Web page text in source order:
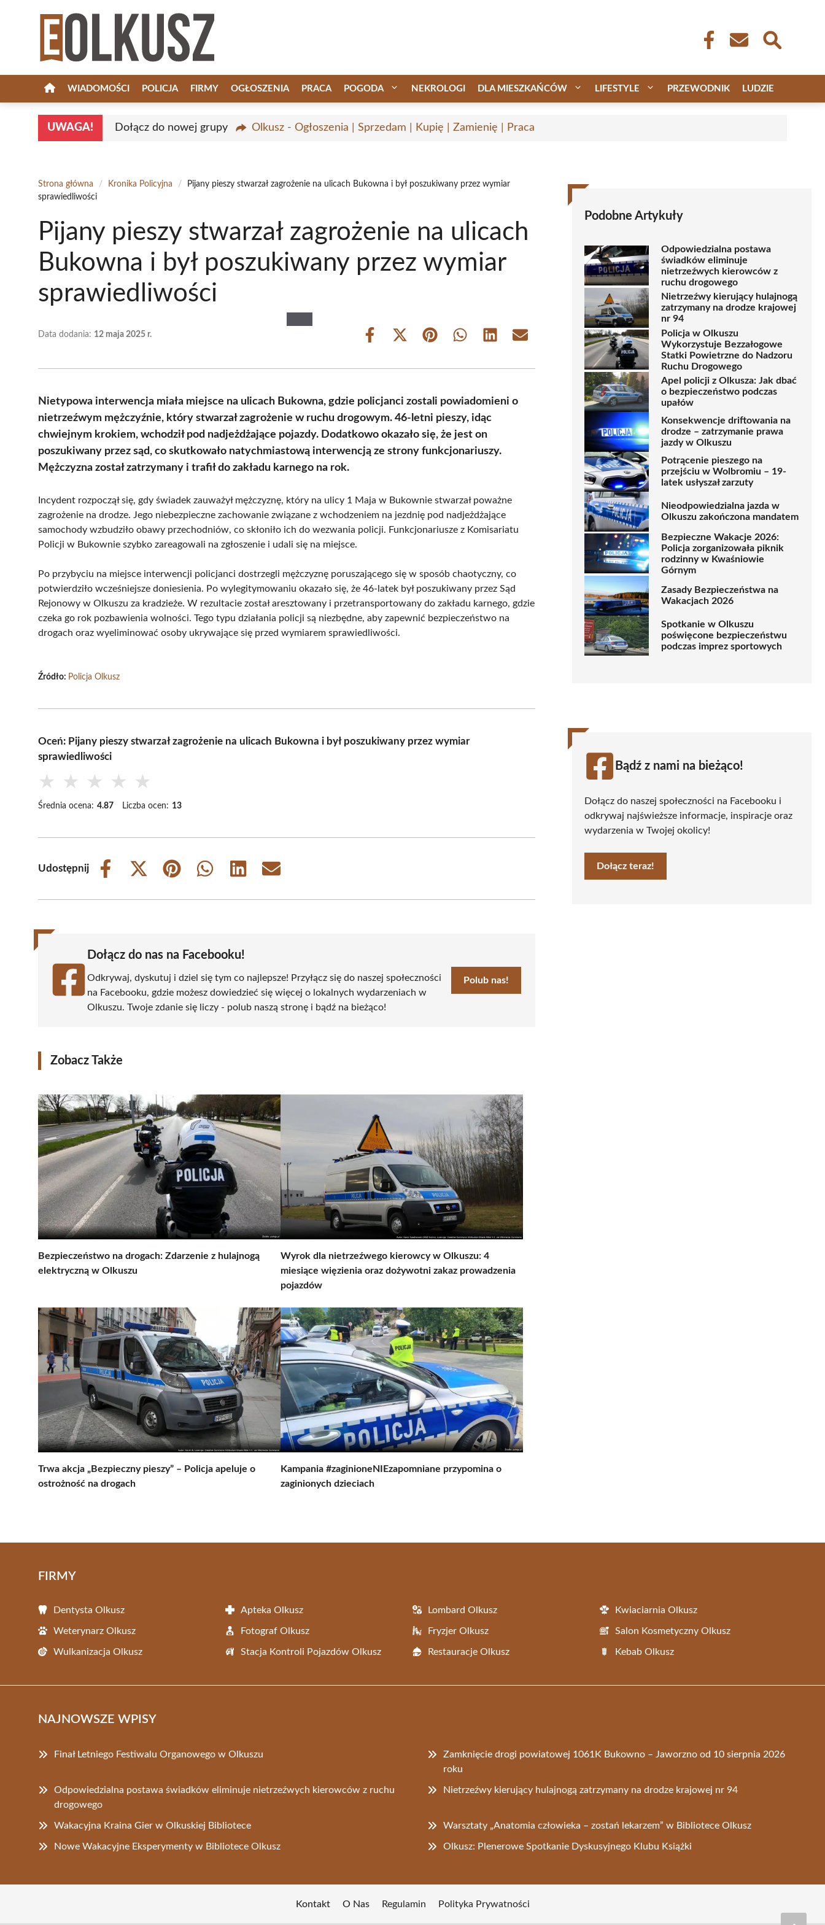
WIADOMOŚCI POLICJA FIRMY OGŁOSZENIA PRACA POGODA NEKROLOGI DLA MIESZKAŃCÓW LIFESTYLE PRZEWODNIK LUDZIE
UWAGA! Dołącz do nowej grupy Olkusz - Ogłoszenia | Sprzedam | Kupię | Zamienię | Praca
Strona główna / Kronika Policyjna /
Pijany pieszy stwarzał zagrożenie na ulicach Bukowna i był poszukiwany przez wymiar
sprawiedliwości
Pijany pieszy stwarzał zagrożenie na ulicach
Bukowna i był poszukiwany przez wymiar
sprawiedliwości
Data dodania: 12 maja 2025 r.
Share
Share
(Twitter)
Share Share Share Share
Nietypowa interwencja miała miejsce na ulicach Bukowna, gdzie policjanci zostali powiadomieni o
nietrzeźwym mężczyźnie, który stwarzał zagrożenie w ruchu drogowym. 46-letni pieszy, idąc
chwiejnym krokiem, wchodził pod nadjeżdżające pojazdy. Dodatkowo okazało się, że jest on
poszukiwany przez sąd, co skutkowało natychmiastową interwencją ze strony funkcjonariuszy.
Mężczyzna został zatrzymany i trafił do zakładu karnego na rok.
Incydent rozpoczął się, gdy świadek zauważył mężczyznę, który na ulicy 1 Maja w Bukownie stwarzał poważne
zagrożenie na drodze. Jego niebezpieczne zachowanie związane z wchodzeniem na jezdnię pod nadjeżdżające
samochody wzbudziło obawy przechodniów, co skłoniło ich do wezwania policji. Funkcjonariusze z Komisariatu
Policji w Bukownie szybko zareagowali na zgłoszenie i udali się na miejsce.
Po przybyciu na miejsce interwencji policjanci dostrzegli mężczyznę poruszającego się w sposób chaotyczny, co
potwierdziło wcześniejsze doniesienia. Po wylegitymowaniu okazało się, że 46-latek był poszukiwany przez Sąd
Rejonowy w Olkuszu za kradzieże. W rezultacie został aresztowany i przetransportowany do zakładu karnego, gdzie
czeka go rok pozbawienia wolności. Tego typu działania policji są niezbędne, aby zapewnić bezpieczeństwo na
drogach oraz wyeliminować osoby ukrywające się przed wymiarem sprawiedliwości.
Źródło: Policja Olkusz
Oceń: Pijany pieszy stwarzał zagrożenie na ulicach Bukowna i był poszukiwany przez wymiar
sprawiedliwości
★ ★ ★ ★ ★
Średnia ocena: 4.87 Liczba ocen: 13
Udostępnij
Share
Share
(Twitter)
Share
Share
Share
Share
Dołącz do nas na Facebooku!
Odkrywaj, dyskutuj i dziel się tym co najlepsze! Przyłącz się do naszej społeczności
na Facebooku, gdzie możesz dowiedzieć się więcej o lokalnych wydarzeniach w
Olkuszu. Twoje zdanie się liczy - polub naszą stronę i bądź na bieżąco!
Polub nas!
Zobacz Także
Bezpieczeństwo na drogach: Zdarzenie z hulajnogą
elektryczną w Olkuszu
Wyrok dla nietrzeźwego kierowcy w Olkuszu: 4
miesiące więzienia oraz dożywotni zakaz prowadzenia
pojazdów
Trwa akcja „Bezpieczny pieszy” – Policja apeluje o
ostrożność na drogach
Kampania #zaginioneNIEzapomniane przypomina o
zaginionych dzieciach
Podobne Artykuły
Odpowiedzialna postawa
świadków eliminuje
nietrzeźwych kierowców z
ruchu drogowego
Nietrzeźwy kierujący hulajnogą
zatrzymany na drodze krajowej
nr 94
Policja w Olkuszu
Wykorzystuje Bezzałogowe
Statki Powietrzne do Nadzoru
Ruchu Drogowego
Apel policji z Olkusza: Jak dbać
o bezpieczeństwo podczas
upałów
Konsekwencje driftowania na
drodze – zatrzymanie prawa
jazdy w Olkuszu
Potrącenie pieszego na
przejściu w Wolbromiu – 19-
latek usłyszał zarzuty
Nieodpowiedzialna jazda w
Olkuszu zakończona mandatem
Bezpieczne Wakacje 2026:
Policja zorganizowała piknik
rodzinny w Kwaśniowie
Górnym
Zasady Bezpieczeństwa na
Wakacjach 2026
Spotkanie w Olkuszu
poświęcone bezpieczeństwu
podczas imprez sportowych
Bądź z nami na bieżąco!
Dołącz do naszej społeczności na Facebooku i
odkrywaj najświeższe informacje, inspiracje oraz
wydarzenia w Twojej okolicy!
Dołącz teraz!
FIRMY
Dentysta Olkusz Apteka Olkusz Lombard Olkusz Kwiaciarnia Olkusz
Weterynarz Olkusz Fotograf Olkusz Fryzjer Olkusz Salon Kosmetyczny Olkusz
Wulkanizacja Olkusz Stacja Kontroli Pojazdów Olkusz Restauracje Olkusz Kebab Olkusz
NAJNOWSZE WPISY
Finał Letniego Festiwalu Organowego w Olkuszu
Zamknięcie drogi powiatowej 1061K Bukowno – Jaworzno od 10 sierpnia 2026
roku
Odpowiedzialna postawa świadków eliminuje nietrzeźwych kierowców z ruchu
drogowego
Nietrzeźwy kierujący hulajnogą zatrzymany na drodze krajowej nr 94
Wakacyjna Kraina Gier w Olkuskiej Bibliotece Warsztaty „Anatomia człowieka – zostań lekarzem” w Bibliotece Olkusz
Nowe Wakacyjne Eksperymenty w Bibliotece Olkusz Olkusz: Plenerowe Spotkanie Dyskusyjnego Klubu Książki
Kontakt O Nas Regulamin Polityka Prywatności